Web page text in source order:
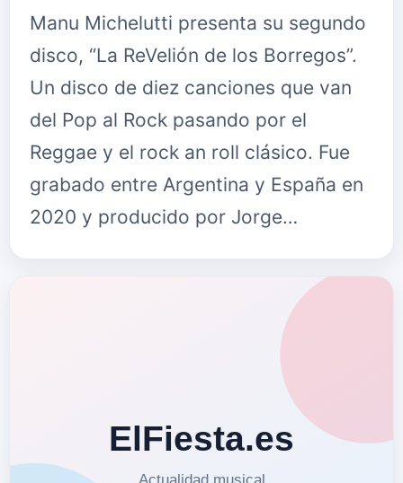
Manu Michelutti presenta su segundo
disco, “La ReVelión de los Borregos”.
Un disco de diez canciones que van
del Pop al Rock pasando por el
Reggae y el rock an roll clásico. Fue
grabado entre Argentina y España en
2020 y producido por Jorge…